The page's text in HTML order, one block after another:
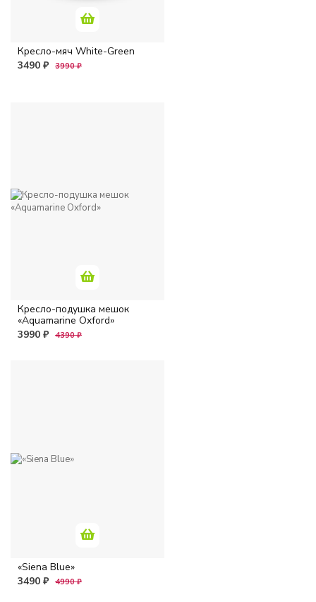
Кресло-мяч White-Green
3490 ₽ 3990 ₽
Кресло-подушка мешок
«Aquamarine Oxford»
3990 ₽ 4390 ₽
«Siena Blue»
3490 ₽ 4990 ₽